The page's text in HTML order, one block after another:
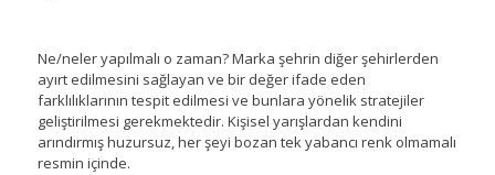
Ne/neler yapılmalı o zaman? Marka şehrin diğer şehirlerden
ayırt edilmesini sağlayan ve bir değer ifade eden
farklılıklarının tespit edilmesi ve bunlara yönelik stratejiler
geliştirilmesi gerekmektedir. Kişisel yarışlardan kendini
arındırmış huzursuz, her şeyi bozan tek yabancı renk olmamalı
resmin içinde.